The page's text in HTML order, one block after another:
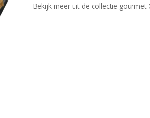
Bekijk meer uit de collectie gourmet